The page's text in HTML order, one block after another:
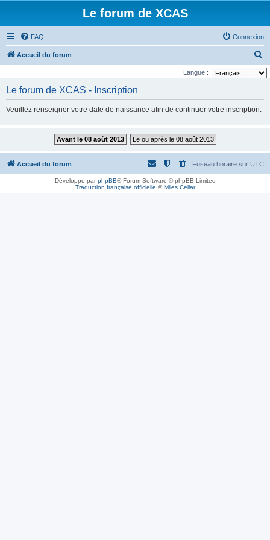
Le forum de XCAS
FAQ Connexion
Accueil du forum
e
h
Langue :
Le forum de XCAS - Inscription
Veuillez renseigner votre date de naissance afin de continuer votre inscription.
Avant le 08 août 2013 Le ou après le 08 août 2013
Accueil du forum Fuseau horaire sur UTC
Développé parphpBB® Forum Software © phpBB Limited
Traduction française officielle ©Miles Cellar